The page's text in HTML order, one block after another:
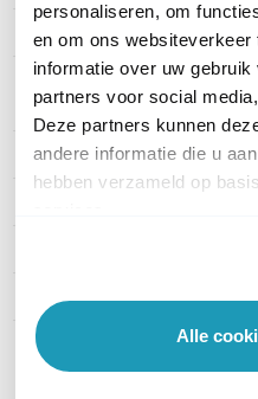
personaliseren, om
en om ons
informatie over uw
partners voor social
Deze partners kunnen
andere informatie die u
hebben verzameld op
Alle
Merk
Artikelnummer
EAN
Kleur